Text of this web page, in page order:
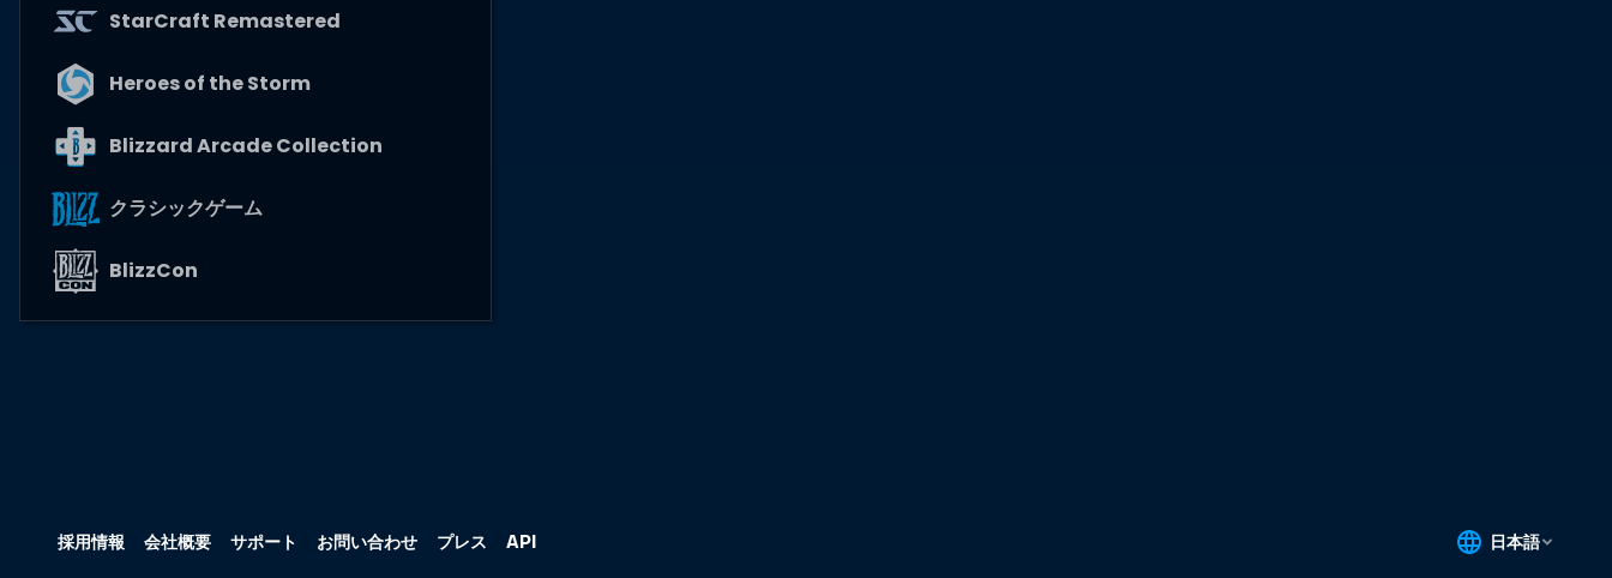
StarCraft Remastered
Heroes of the Storm
Blizzard Arcade Collection
クラシックゲーム
BlizzCon